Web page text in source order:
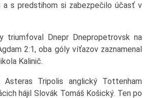
s predstihom si zabezpečilo účasť v
triumfoval Dnepr Dnepropetrovsk na
2:1, oba góly víťazov zaznamenal
Kalinič.
Tripolis anglický Tottenham
hájil Slovák Tomáš Košický. Ten po